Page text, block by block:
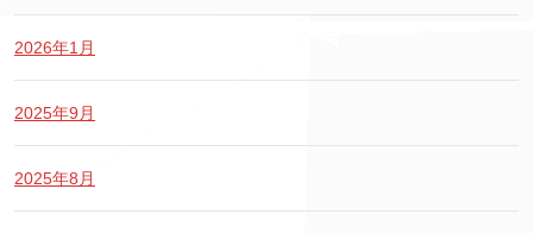
2026年1月
2025年9月
2025年8月